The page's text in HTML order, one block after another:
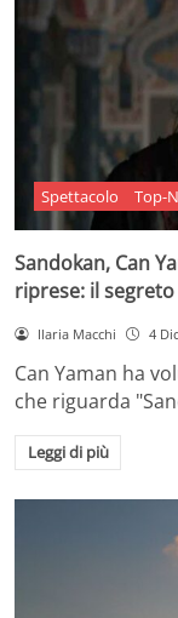
Spettacolo Top-
Sandokan, Can
riprese: il
Ilaria Macchi 4
Can Yaman ha
che riguarda
Leggi di più